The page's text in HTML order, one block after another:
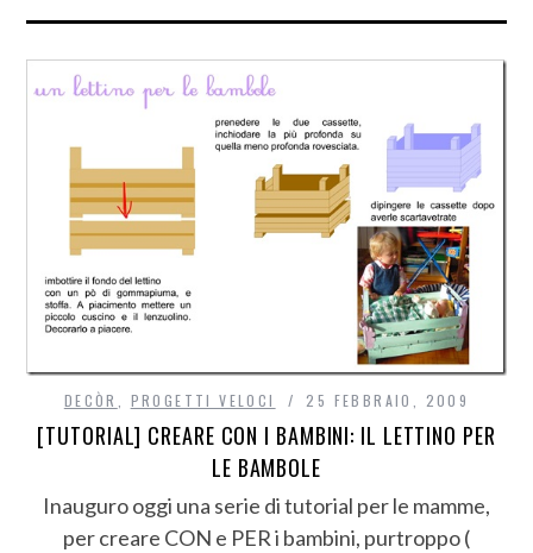
DECÒR PROGETTI VELOCI 25 FEBBRAIO, 2009
[TUTORIAL] CREARE CON I BAMBINI: IL LETTINO PER
LE BAMBOLE
Inauguro oggi una serie di tutorial per le mamme,
per creare CON e PER i bambini, purtroppo (